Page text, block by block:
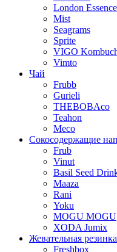
London Essence
Mist
Seagrams
Sprite
VIGO
Vimto
Чай
Frubb
Gurieli
THEBOBAco
Teahon
Meco
Сокосодержащие
Frub
Vinut
Basil Seed
Maaza
Rani
Yoku
MOGU MOGU
XODA Jumix
Жевательная резинка
Freshbox